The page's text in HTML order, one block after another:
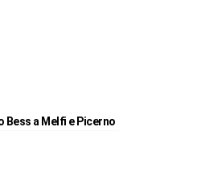
Bess a Melfi e Picerno